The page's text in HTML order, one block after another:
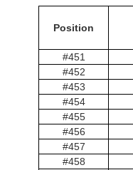
Position
#451
#452
#453
#454
#455
#456
#457
#458